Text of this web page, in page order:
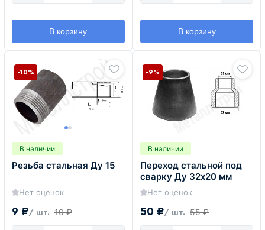
В корзину В корзину
В наличии
Резьба стальная Ду 15
Нет оценок
9 ₽/ шт. 10 ₽
-10%
В наличии
Переход стальной под
сварку Ду 32х20 мм
Нет оценок
50 ₽/ шт. 55 ₽
-9%